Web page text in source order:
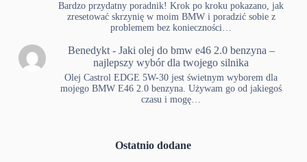
Bardzo przydatny poradnik! Krok po kroku pokazano, jak
zresetować skrzynię w moim BMW i poradzić sobie z
problemem bez konieczności…
Benedykt- Jaki olej do bmw e46 2.0 benzyna –
najlepszy wybór dla twojego silnika
Olej Castrol EDGE 5W-30 jest świetnym wyborem dla
mojego BMW E46 2.0 benzyna. Używam go od jakiegoś
czasu i mogę…
Ostatnio dodane